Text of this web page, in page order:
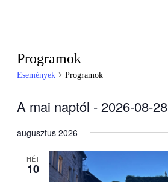
Programok
Események Programok
Események
A mai naptól - 2026-08-28
kiválasztása.
augusztus 2026
HÉT
10